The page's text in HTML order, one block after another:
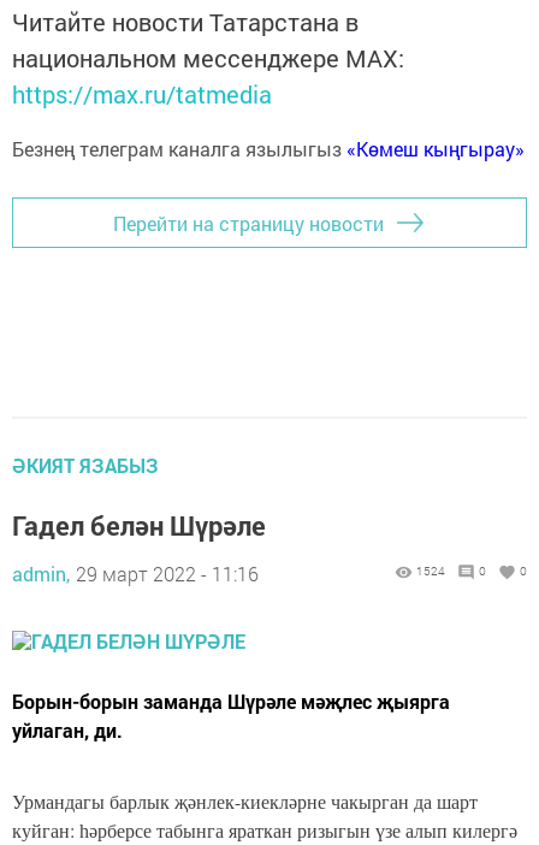
Читайте новости Татарстана в
национальном мессенджере MАХ:
https://max.ru/tatmedia
Безнең телеграм каналга язылыгыз «Көмеш кыңгырау»
Перейти на страницу новости
ӘКИЯТ ЯЗАБЫЗ
Гадел белән Шүрәле
admin, 29 март 2022 - 11:16 1524 0 0
Борын-борын заманда Шүрәле мәҗлес җыярга
уйлаган, ди.
Урмандагы барлык җәнлек-киекләрне чакырган да шарт
куйган: һәрберсе табынга яраткан ризыгын үзе алып килергә